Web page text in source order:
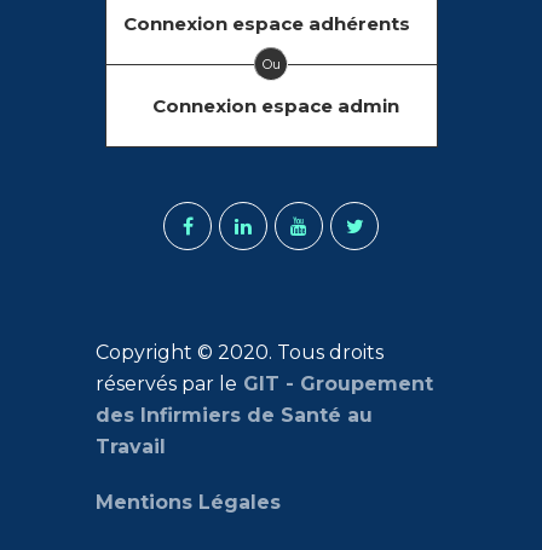
Connexion espace adhérents
Ou
Connexion espace admin
Copyright © 2020. Tous droits
réservés par le GIT - Groupement
des Infirmiers de Santé au
Travail
Mentions Légales